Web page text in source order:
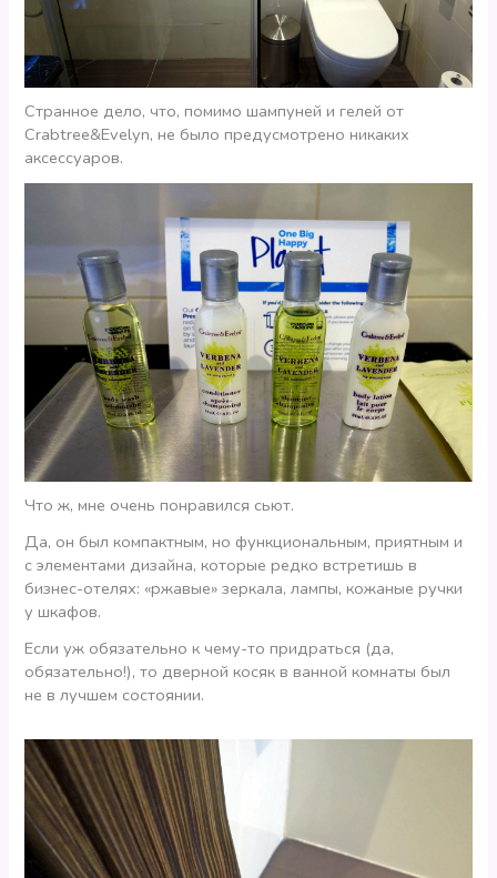
Странное дело, что, помимо шампуней и гелей от
Crabtree&Evelyn, не было предусмотрено никаких
аксессуаров.
Что ж, мне очень понравился сьют.
Да, он был компактным, но функциональным, приятным и
с элементами дизайна, которые редко встретишь в
бизнес-отелях: «ржавые» зеркала, лампы, кожаные ручки
у шкафов.
Если уж обязательно к чему-то придраться (да,
обязательно!), то дверной косяк в ванной комнаты был
не в лучшем состоянии.